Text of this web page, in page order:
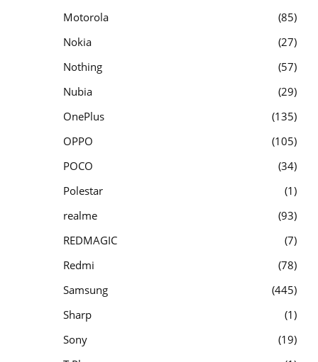
Motorola
85
Nokia
27
Nothing
57
Nubia
29
OnePlus
135
OPPO
105
POCO
34
Polestar
1
realme
93
REDMAGIC
7
Redmi
78
Samsung
445
Sharp
1
Sony
19